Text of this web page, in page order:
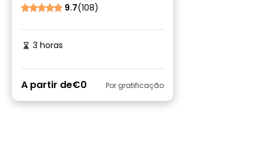
original da China
9.7(108)
3 horas
A partir de€0 Por gratificação